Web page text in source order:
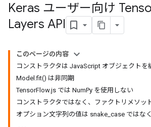
Keras ユーザー向け
Layers API
このページの内容
コンストラクタは JavaScript オブジェクトを
Model.fit() は非同期
TensorFlow.js では NumPy を使用しない
コンストラクタではなく、ファクトリメソッ
オプション文字列の値は snake_case ではな